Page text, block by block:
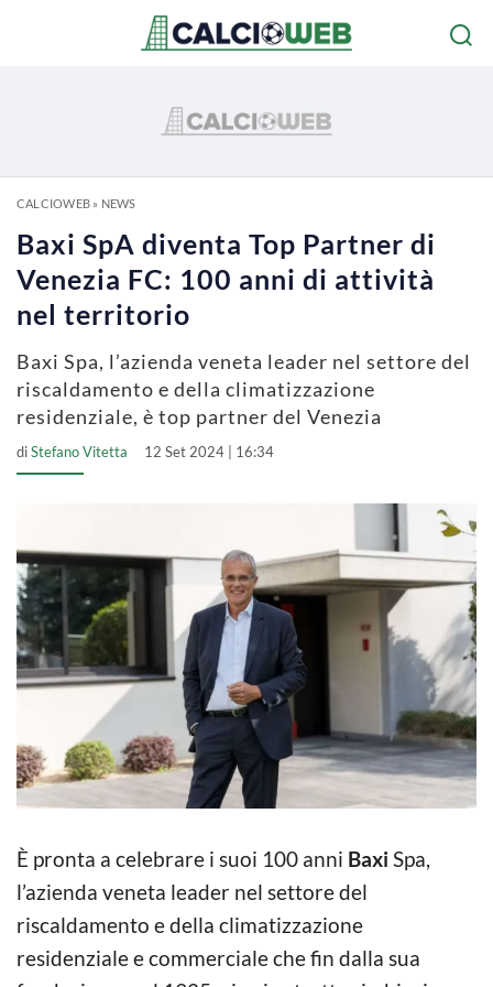
CALCIOWEB» NEWS
Baxi SpA diventa Top Partner di
Venezia FC: 100 anni di attività
nel territorio
Baxi Spa, l’azienda veneta leader nel settore del
riscaldamento e della climatizzazione
residenziale, è top partner del Venezia
diStefano Vitetta 12 Set 2024 | 16:34
È pronta a celebrare i suoi 100 anni Baxi Spa,
l’azienda veneta leader nel settore del
riscaldamento e della climatizzazione
residenziale e commerciale che fin dalla sua